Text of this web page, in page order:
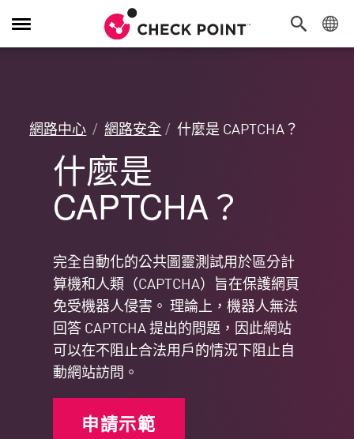
切
換
網路中心 網路安全 什麼是 CAPTCHA？
什麼是
CAPTCHA？
完全自動化的公共圖靈測試用於區分計
算機和人類（CAPTCHA）旨在保護網頁
免受機器人侵害。 理論上，機器人無法
回答 CAPTCHA 提出的問題，因此網站
可以在不阻止合法用戶的情況下阻止自
動網站訪問。
申請示範